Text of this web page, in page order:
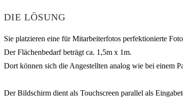
DIE LÖSUNG
Sie platzieren eine für Mitarbeiterfotos perfektionierte
Der Flächenbedarf beträgt ca. 1,5m x 1m.
Dort können sich die Angestellten analog wie bei einem
Der Bildschirm dient als Touchscreen parallel als